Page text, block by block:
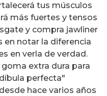
tus músculos
más fuertes y tensos
y compra jawliner
en notar la diferencia
en verla de verdad.
extra dura para
perfecta"
hace varios años